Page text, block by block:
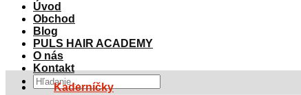
Úvod
Obchod
Blog
PULS HAIR ACADEMY
O nás
Kontakt
Hľadať:
Kaderníčky